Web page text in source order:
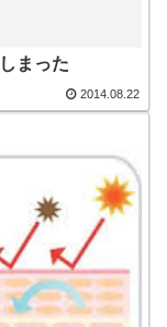
まった
2014.08.22